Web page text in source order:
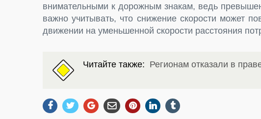
внимательными к дорожным знакам, ведь
важно учитывать, что снижение скорости может
движении на уменьшенной скорости расстояния
Читайте также: Регионам отказали в